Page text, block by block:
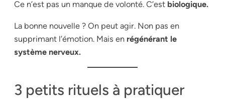
Ce n’est pas un manque de volonté. C’est biologique.
La bonne nouvelle ? On peut agir. Non pas en
supprimant l’émotion. Mais en régénérant le
système nerveux.
3 petits rituels à pratiquer